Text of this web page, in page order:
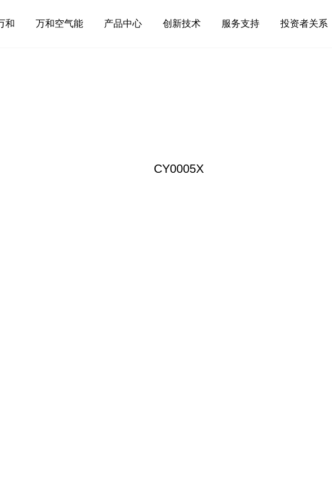
和 万和空气能 产品中心 创新技术 服务支持 投资者关系
CY0005X